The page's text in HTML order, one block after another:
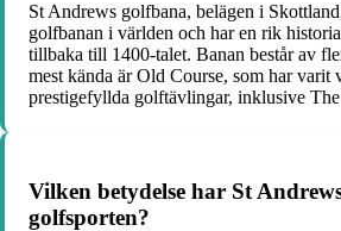
St Andrews golfbana, belägen i
golfbanan i världen och har en rik
tillbaka till 1400-talet. Banan består av
mest kända är Old Course, som har varit
prestigefyllda golftävlingar, inklusive
Vilken betydelse har St
golfsporten?